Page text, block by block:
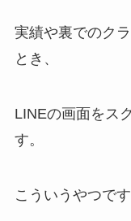
実績や裏でのク
とき、
LINEの画面をス
す。
こういうやつで